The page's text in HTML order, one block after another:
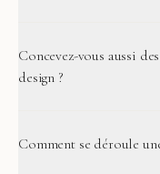
Concevez-vous aussi
design ?
Comment se déroule